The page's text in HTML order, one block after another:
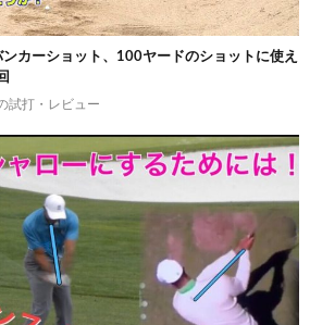
カーショット、100ヤードのショットに使え
試打・レビュー